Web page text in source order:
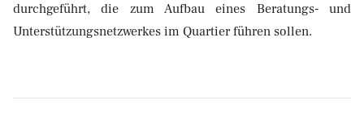
durchgeführt, die zum Aufbau eines Beratungs- und
Unterstützungsnetzwerkes im Quartier führen sollen.